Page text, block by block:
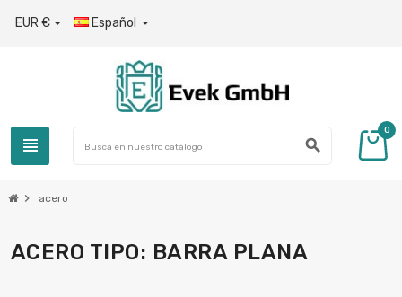
EUR € Español 
view_headline search
0
chevron_right acero
ACERO TIPO: BARRA PLANA